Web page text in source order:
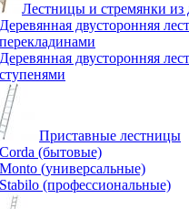
Лестницы и стремянки из
Деревянная двусторонняя
перекладинами
Деревянная двусторонняя
ступенями
Приставные лестницы
Corda (бытовые)
Monto (универсальные)
Stabilo (профессиональные)